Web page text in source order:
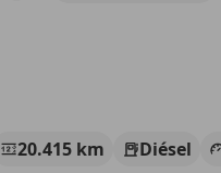
20.415 km Diésel